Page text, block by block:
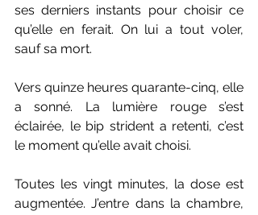
ses derniers instants pour choisir ce
qu’elle en ferait. On lui a tout voler,
sauf sa mort.
Vers quinze heures quarante-cinq, elle
a sonné. La lumière rouge s’est
éclairée, le bip strident a retenti, c’est
le moment qu’elle avait choisi.
Toutes les vingt minutes, la dose est
augmentée. J’entre dans la chambre,